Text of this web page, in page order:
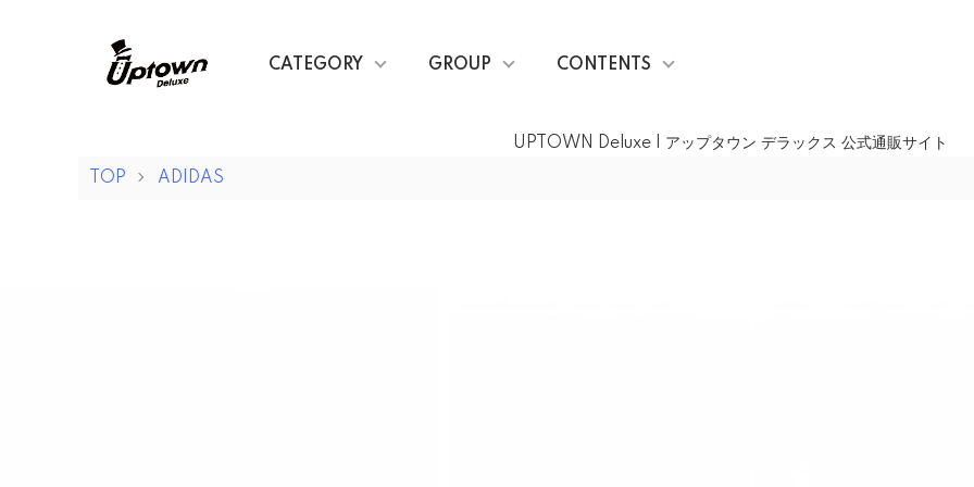
UPTOWN Deluxe | アップタウン デラックス 公式通販サイト
CATEGORY GROUP CONTENTS
TOP ADIDAS